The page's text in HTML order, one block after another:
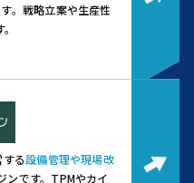
。 戦略立案や生産性
する設備管理や現場改
ンです。 TPMやカイ